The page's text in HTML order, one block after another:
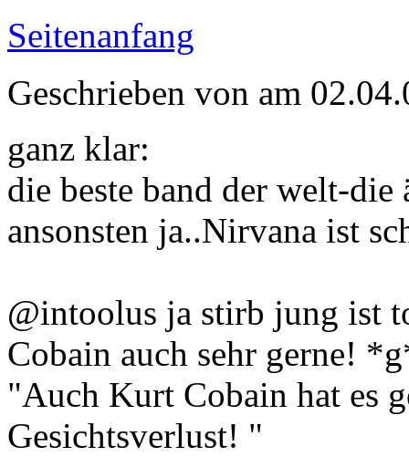
Seitenanfang
Geschrieben von am
ganz klar:
die beste band der welt-
ansonsten ja..Nirvana ist
@intoolus ja stirb jung ist
Cobain auch sehr gerne!
"Auch Kurt Cobain hat es
Gesichtsverlust! "